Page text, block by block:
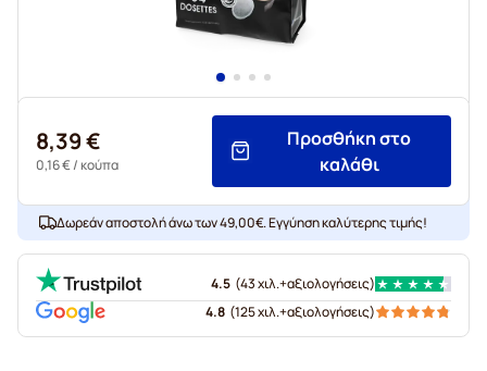
8,39 €
0,16 €/ κούπα
Προσθήκη στο
καλάθι
Δωρεάν αποστολή άνω των 49,00€. Εγγύηση καλύτερης τιμής!
4.5 (43 χιλ.+αξιολογήσεις)
4.8 (125 χιλ.+αξιολογήσεις)